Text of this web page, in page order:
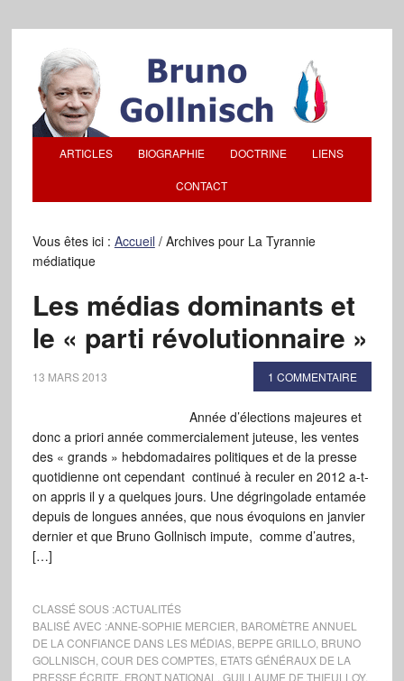
ARTICLES BIOGRAPHIE DOCTRINE LIENS
CONTACT
Vous êtes ici : Accueil /Archives pour La Tyrannie
médiatique
Les médias dominants et
le « parti révolutionnaire »
13 MARS 2013 1 COMMENTAIRE
Année d’élections majeures et
donc a priori année commercialement juteuse, les ventes
des « grands » hebdomadaires politiques et de la presse
quotidienne ont cependant continué à reculer en 2012 a-t-
on appris il y a quelques jours. Une dégringolade entamée
depuis de longues années, que nous évoquions en janvier
dernier et que Bruno Gollnisch impute, comme d’autres,
[…]
CLASSÉ SOUS :ACTUALITÉS
BALISÉ AVEC :ANNE-SOPHIE MERCIER BAROMÈTRE ANNUEL
DE LA CONFIANCE DANS LES MÉDIAS, BEPPE GRILLO, BRUNO
GOLLNISCH COUR DES COMPTES, ETATS GÉNÉRAUX DE LA
PRESSE ÉCRITE FRONT NATIONAL GUILLAUME DE THIEULLOY,